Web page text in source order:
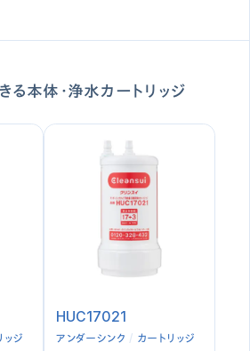
る本体・浄水カートリッジ
ッジ
HUC17021
アンダーシンク カートリッジ